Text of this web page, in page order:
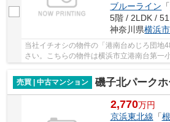
ブルーライン 「
5階 / 2LDK /
神奈川県横浜
当社イチオシの物件の「港南台めじろ団地
さい。こちらの物件は横浜市立港南台第一
す。中古マンションなら、物件の購入もス
売買 | 中古マンション
磯子北パーク
2,770万円
京浜東北線 「